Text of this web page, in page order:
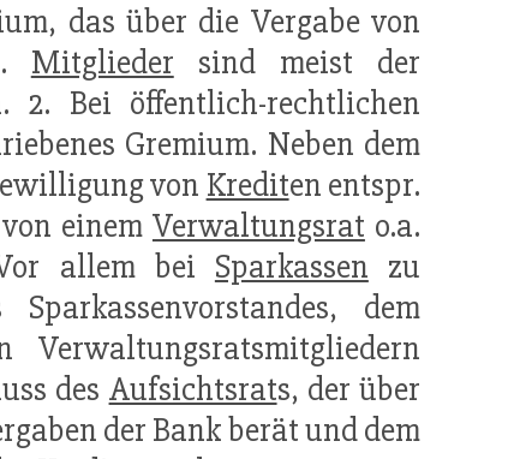
das über die Vergabe von
Mitglieder sind meist der
2. Bei öffentlich-rechtlichen
Gremium. Neben dem
von Krediten entspr.
einem Verwaltungsrat o.a.
allem bei Sparkassen zu
dem
Verwaltungsratsmitgliedern
des Aufsichtsrats, der über
der Bank berät und dem